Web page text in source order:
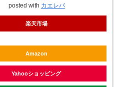
posted with カエレバ
楽天市場
Amazon
Yahooショッピング